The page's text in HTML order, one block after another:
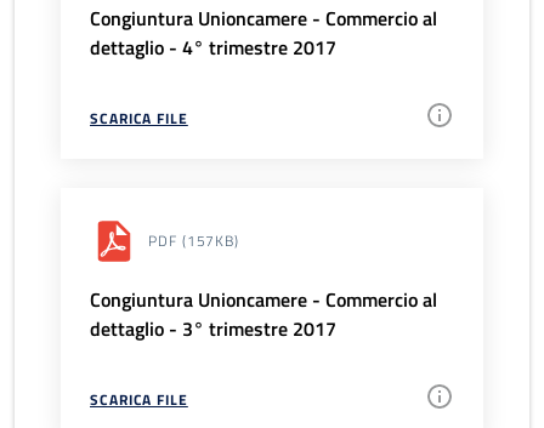
Congiuntura Unioncamere - Commercio al
dettaglio - 4° trimestre 2017
SCARICA FILE
PDF (157KB)
Congiuntura Unioncamere - Commercio al
dettaglio - 3° trimestre 2017
SCARICA FILE